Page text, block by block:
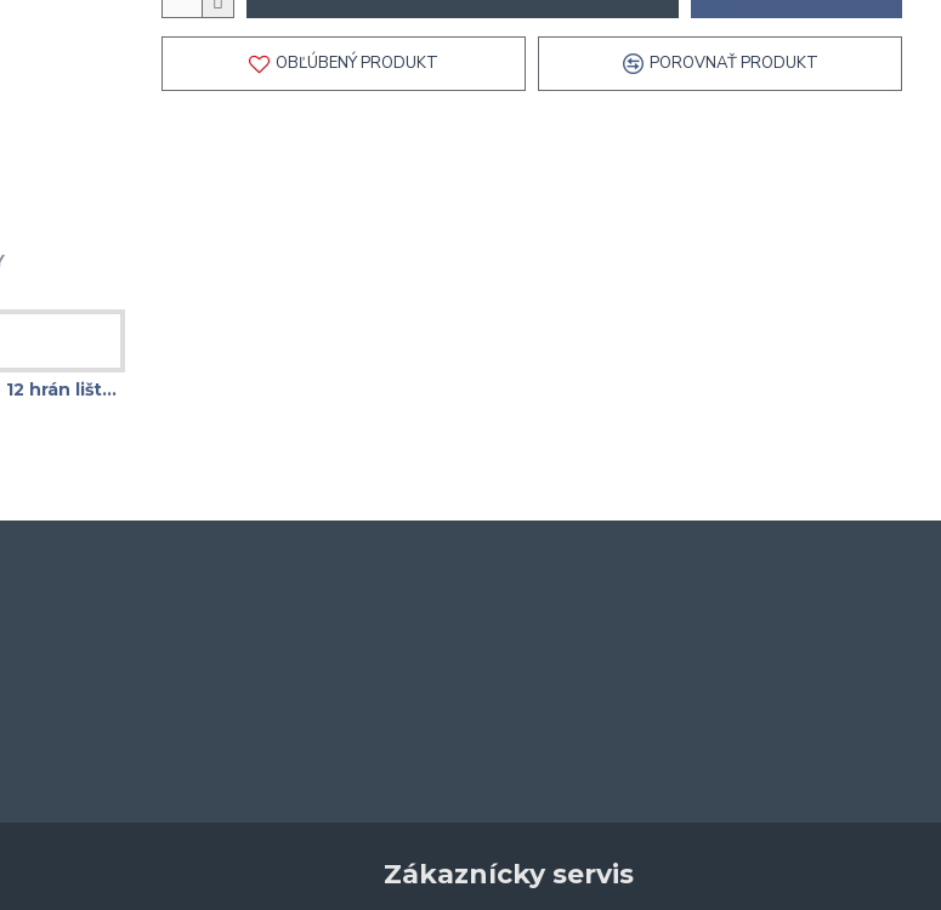
OBĽÚBENÝ PRODUKT POROVNAŤ PRODUKT
Extra krátke 12 hrán lišta XZN 3/8" - 1/2"
Zákaznícky servis